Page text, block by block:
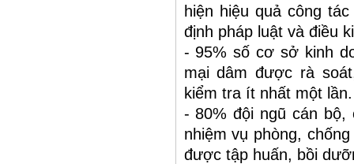
hiện hiệu quả công
định pháp luật và điều
- 95% số cơ sở kinh
mại dâm được rà
kiểm tra ít nhất một lần.
- 80% đội ngũ cán
nhiệm vụ phòng,
được tập huấn, bồi